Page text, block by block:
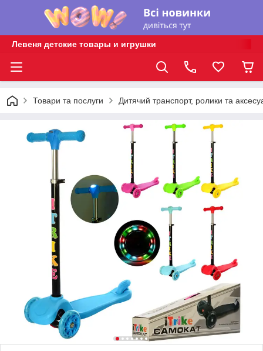
Левеня детские товары и игрушки
Товари та послуги Дитячий транспорт, ролики та